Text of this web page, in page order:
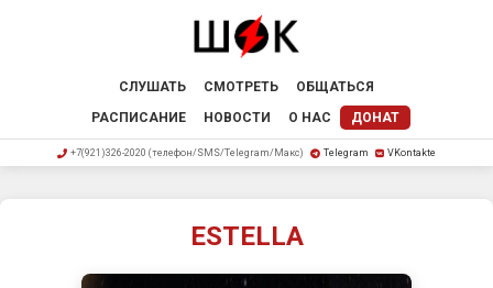
СЛУШАТЬ СМОТРЕТЬ
ОБЩАТЬСЯ
РАСПИСАНИЕ
НОВОСТИ О НАС ДОНАТ
+7(921)326-2020 (телефон/SMS/Telegram/Макс) Telegram VKontakte
ESTELLA